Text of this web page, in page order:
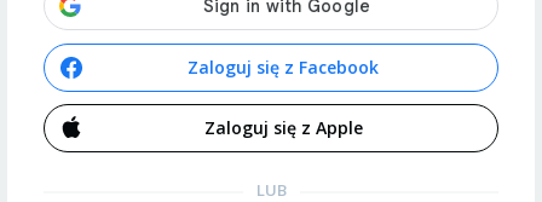
Zaloguj się z Facebook
Zaloguj się z Apple
LUB